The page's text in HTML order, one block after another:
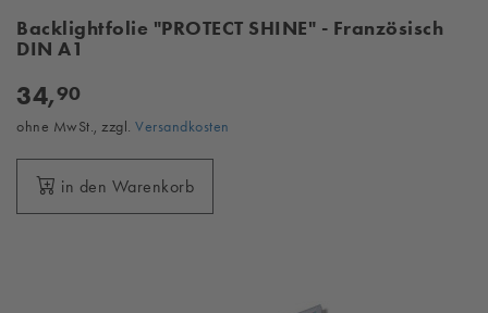
Backlightfolie "PROTECT SHINE" - Französisch
DIN A1
34,90
ohne MwSt., zzgl. Versandkosten
in den Warenkorb